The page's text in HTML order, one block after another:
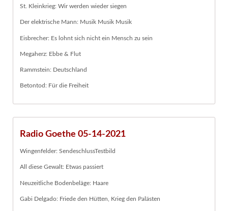
St. Kleinkrieg: Wir werden wieder siegen
Der elektrische Mann: Musik Musik Musik
Eisbrecher: Es lohnt sich nicht ein Mensch zu sein
Megaherz: Ebbe & Flut
Rammstein: Deutschland
Betontod: Für die Freiheit
Radio Goethe 05-14-2021
Wingenfelder: SendeschlussTestbild
All diese Gewalt: Etwas passiert
Neuzeitliche Bodenbeläge: Haare
Gabi Delgado: Friede den Hütten, Krieg den Palästen